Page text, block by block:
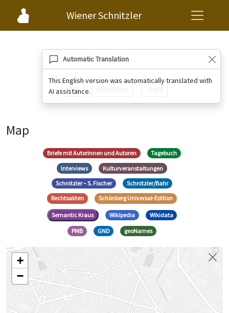
Wiener Schnitzler
Automatic Translation
This English version was automatically translated with
AI assistance.
Paris
Map
Map
Briefe mit Autorinnen und Autoren
Tagebuch
Interviews
Kulturveranstaltungen
Schnitzler – S. Fischer
Schnitzler/Bahr
Rechtsakten
Schönberg Universal-Edition
Semantic Kraus Wikipedia Wikidata
PMB GND geoNames
+
−